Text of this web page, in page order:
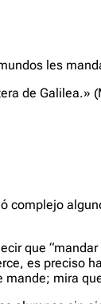
les
de Galilea.»
complejo
que
es preciso
mira